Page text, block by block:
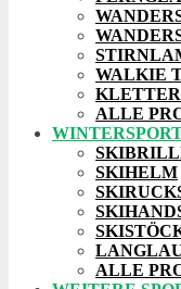
WALKIE
ALLE
SKIHELM
ALLE